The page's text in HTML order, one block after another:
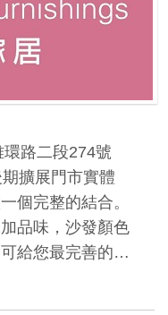
路二段274號
擴展門市實體
個完整的結合。
品味，沙發顏色
給您最完善的…